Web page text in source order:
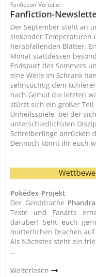
Fanfiction-Verteiler
Fanfiction-
Der September steht an
sinkender Temperaturen
herabfallenden Blätter.
Monat stattdessen
Endspurt des Sommers
eine Weile im Schrank
sehnsüchtig dem
nach Gemüt die letzten
stürzt sich ein großer
Unheilsspiele, bei der
unterschiedlichsten
Schreiberlinge anrücken
Dennoch könnt ihr euch
Pokédex-Projekt
Der Geistdrache Phandra
Texte und Fanarts
darüber! Seht euch
mütterlichen Drachen
Als Nächstes steht ein
…
Weiterlesen